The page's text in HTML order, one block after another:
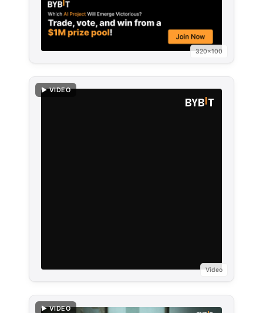
320×100
▶ VIDEO
Video
▶ VIDEO